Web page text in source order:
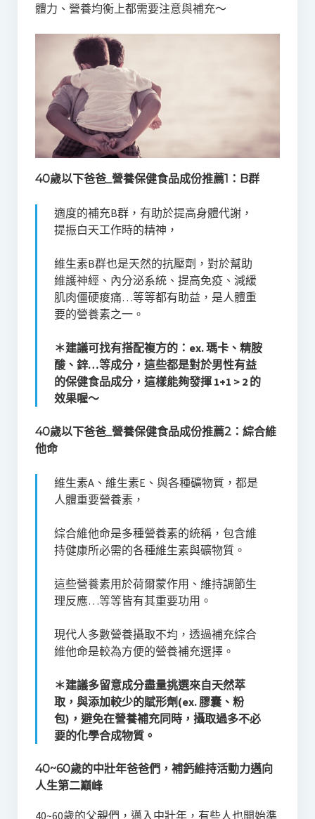
體力、營養均衡上都需要注意與補充～
40歲以下爸爸_營養保健食品成份推薦1：B群
適度的補充B群，有助於提高身體代謝，
提振白天工作時的精神，
維生素B群也是天然的抗壓劑，對於幫助
維護神經、內分泌系統、提高免疫、減緩
肌肉僵硬痠痛…等等都有助益，是人體重
要的營養素之一。
＊建議可找有搭配複方的：ex. 瑪卡、精胺
酸、鋅…等成分，這些都是對於男性有益
的保健食品成分，這樣能夠發揮 1+1 > 2 的
效果喔～
40歲以下爸爸_營養保健食品成份推薦2：綜合維
他命
維生素A、維生素E、與各種礦物質，都是
人體重要營養素，
綜合維他命是多種營養素的統稱，包含維
持健康所必需的各種維生素與礦物質。
這些營養素用於荷爾蒙作用、維持調節生
理反應…等等皆有其重要功用。
現代人多數營養攝取不均，透過補充綜合
維他命是較為方便的營養補充選擇。
＊建議多留意成分盡量挑選來自天然萃
取，與添加較少的賦形劑(ex. 膠囊、粉
包)，避免在營養補充同時，攝取過多不必
要的化學合成物質。
40~60歲的中壯年爸爸們，補鈣維持活動力邁向
人生第二巔峰
40~60歲的父親們，邁入中壯年，有些人也開始準